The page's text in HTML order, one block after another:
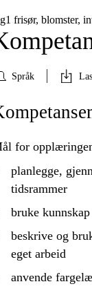
frisør, blomster,
Språk
for
planlegge,
tidsrammer
brukekunnskap
beskriveog
eget arbeid
anvende